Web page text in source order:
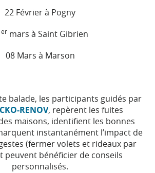
22 Février à Pogny
er mars à Saint Gibrien
08 Mars à Marson
balade, les participants guidés par
RENOV, repèrent les fuites
maisons, identifient les bonnes
instantanément l’impact de
(fermer volets et rideaux par
peuvent bénéficier de conseils
personnalisés.